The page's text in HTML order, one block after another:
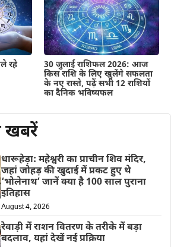
रहे
30 जुलाई राशिफल 2026: आज
किस राशि के लिए खुलेंगे सफलता
के नए रास्ते, पढ़ें सभी 12 राशियों
का दैनिक भविष्यफल
खबरें
धारूहेड़ा: महेश्वरी का प्राचीन शिव मंदिर,
जहां जोहड़ की खुदाई में प्रकट हुए थे
‘भोलेनाथ’ जानें क्या है 100 साल पुराना
इतिहास
August 4, 2026
रेवाड़ी में राशन वितरण के तरीके में बड़ा
बदलाव, यहां देखें नई प्रक्रिया